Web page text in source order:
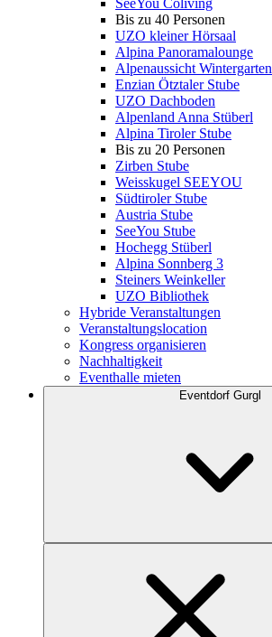
SeeYou Coliving
Bis zu 40 Personen
UZO kleiner Hörsaal
Alpina Panoramalounge
Alpenaussicht Wintergarten
Enzian Ötztaler Stube
UZO Dachboden
Alpenland Anna Stüberl
Alpina Tiroler Stube
Bis zu 20 Personen
Zirben Stube
Weisskugel SEEYOU
Südtiroler Stube
Austria Stube
SeeYou Stube
Hochegg Stüberl
Alpina Sonnberg 3
Steiners Weinkeller
UZO Bibliothek
Hybride Veranstaltungen
Veranstaltungslocation
Kongress organisieren
Nachhaltigkeit
Eventhalle mieten
Eventdorf Gurgl